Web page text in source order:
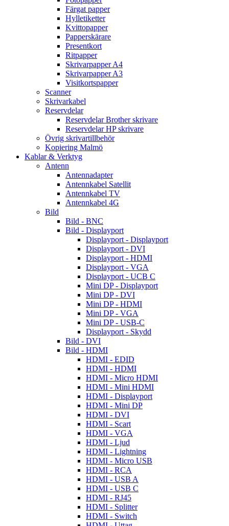
Färgat papper
Hylletiketter
Kvittopapper
Papperskärare
Presentkort
Ritpapper
Skrivarpapper A4
Skrivarpapper A3
Visitkortspapper
Scanner
Skrivarkabel
Reservdelar
Reservdelar Brother skrivare
Reservdelar HP skrivare
Övrig skrivartillbehör
Kopiering Malmö
Kablar & Verktyg
Antenn
Antennadapter
Antennkabel Satellit
Antennkabel TV
Antennkabel 4G
Bild
Bild - BNC
Bild - Displayport
Displayport - Displayport
Displayport - DVI
Displayport - HDMI
Displayport - VGA
Displayport - UCB C
Mini DP - Displayport
Mini DP - DVI
Mini DP - HDMI
Mini DP - VGA
Mini DP - USB-C
Displayport - Skydd
Bild - DVI
Bild - HDMI
HDMI - EDID
HDMI - HDMI
HDMI - Micro HDMI
HDMI - Mini HDMI
HDMI - Displayport
HDMI - Mini DP
HDMI - DVI
HDMI - Scart
HDMI - VGA
HDMI - Ljud
HDMI - Lightning
HDMI - Micro USB
HDMI - RCA
HDMI - USB A
HDMI - USB C
HDMI - RJ45
HDMI - Splitter
HDMI - Switch